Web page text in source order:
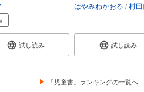
試し読み
はやみねかおる 村
試し読み
「児童書」ランキングの一覧へ